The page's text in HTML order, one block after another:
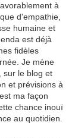
à
d'empathie,
humaine et
est déjà
fidèles
Je mène
sur le blog et
et prévisions à
ma façon
chance inouï
au quotidien.